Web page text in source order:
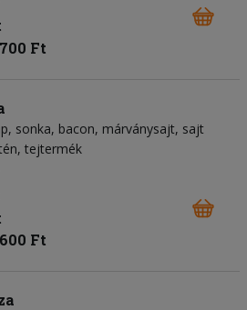
Ft
sonka bacon márványsajt sajt
tejtermék
Ft